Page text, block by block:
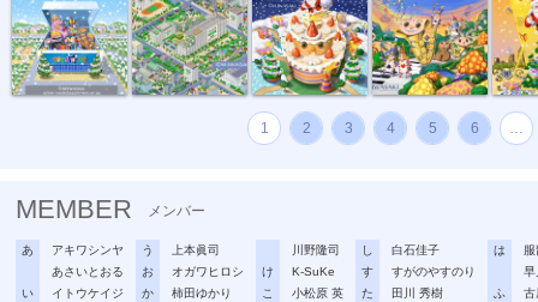
1 2 3 4 5 6 …
MEMBER メンバー
あ
アキワシンヤ
あさいとおる
い
イトウケイジ
う
上本眞司
お
オガワヒロシ
か
柿田ゆかり
川野隆司
け
K-SuKe
こ
小松原 英
し
白石佳子
す
すがのやすのり
た
田川 秀樹
は
早
ふ
古